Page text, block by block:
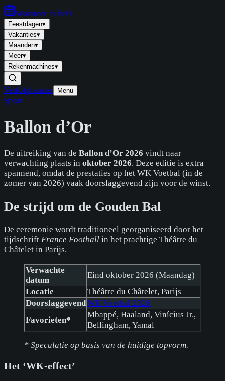
Wanneer is het?
Feestdagen▾
Vakanties▾
Maanden▾
Meer▾
Rekenmachines▾
Verlofplanner Menu
Sport
Ballon d’Or
De uitreiking van de Ballon d’Or 2026 vindt naar
verwachting plaats in oktober 2026. Deze editie is extra
spannend, omdat de prestaties op het WK Voetbal (in de
zomer van 2026) vaak doorslaggevend zijn voor de winst.
De strijd om de Gouden Bal
De ceremonie wordt traditioneel georganiseerd door het
tijdschrift France Football in het prachtige Théâtre du
Châtelet in Parijs.
Verwachte
datum
Eind oktober 2026 (Maandag)
Locatie
Théâtre du Châtelet, Parijs
DoorslaggevendWK Voetbal 2026
Favorieten*
Mbappé, Haaland, Vinícius Jr.,
Bellingham, Yamal
* Speculatie op basis van de huidige topvorm.
Het ‘WK-effect’